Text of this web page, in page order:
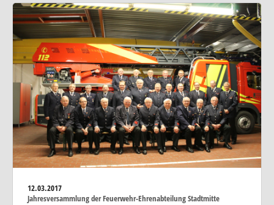
12.03.2017
Jahresversammlung der Feuerwehr-Ehrenabteilung Stadtmitte